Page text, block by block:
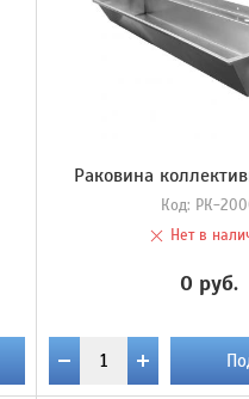
Раковина
Код: РК-
Нет в
0 руб.